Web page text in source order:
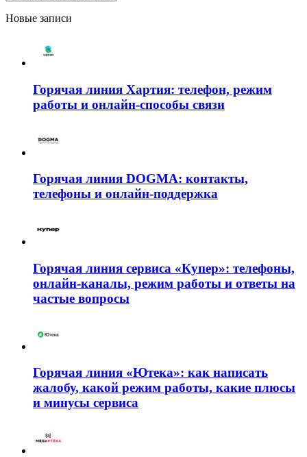
Новые записи
Горячая линия Хартия: телефон, режим
работы и онлайн-способы связи
Горячая линия DOGMA: контакты,
телефоны и онлайн-поддержка
Горячая линия сервиса «Купер»: телефоны,
онлайн-каналы, режим работы и ответы на
частые вопросы
Горячая линия «Ютека»: как написать
жалобу, какой режим работы, какие плюсы
и минусы сервиса